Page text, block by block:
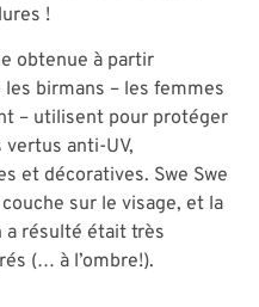
!
obtenue à partir
les birmans – les femmes
– utilisent pour protéger
vertus anti-UV,
et décoratives. Swe Swe
sur le visage, et la
a résulté était très
(… à l’ombre!).